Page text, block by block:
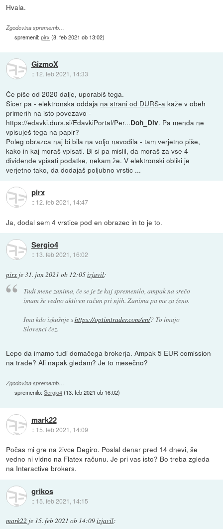
Hvala.
Zgodovina sprememb…
spremenil:pirx (8. feb 2021 ob 13:02)
GizmoX
:: 12. feb 2021, 14:33
Če piše od 2020 dalje, uporabiš tega.
Sicer pa - elektronska oddaja na strani od DURS-a kaže v obeh
primerih na isto povezavo -
https://edavki.durs.si/EdavkiPortal/Per...Doh_Div. Pa menda ne
vpisuješ tega na papir?
Poleg obrazca naj bi bila na voljo navodila - tam verjetno piše,
kako in kaj moraš vpisati. Bi si pa mislil, da moraš za vse 4
dividende vpisati podatke, nekam že. V elektronski obliki je
verjetno tako, da dodajaš poljubno vrstic ...
pirx
:: 12. feb 2021, 14:47
Ja, dodal sem 4 vrstice pod en obrazec in to je to.
Sergio4
:: 13. feb 2021, 16:02
pirx je31. jan 2021 ob 12:05izjavil:
Tudi mene zanima, če se je že kaj spremenilo, ampak na srečo
imam še vedno aktiven račun pri njih. Zanima pa me za ženo.
Ima kdo izkušnje shttps://optimtrader.com/en/? To imajo
Slovenci čez.
Lepo da imamo tudi domačega brokerja. Ampak 5 EUR comission
na trade? Ali napak gledam? Je to mesečno?
Zgodovina sprememb…
spremenilo:Sergio4(13. feb 2021 ob 16:02)
mark22
:: 15. feb 2021, 14:09
Počas mi gre na živce Degiro. Poslal denar pred 14 dnevi, še
vedno ni vidno na Flatex računu. Je pri vas isto? Bo treba zgleda
na Interactive brokers.
grikos
:: 15. feb 2021, 14:15
mark22 je 15. feb 2021 ob 14:09izjavil: